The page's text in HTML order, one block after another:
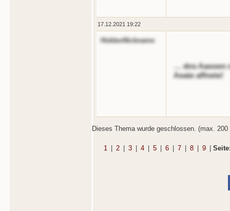
17.12.2021 19:22
HiddenNickname
… dns Aaooen
Aeate affnete!
Dieses Thema wurde geschlossen. (max. 200
1 2 3 4 5 6 7 8 9